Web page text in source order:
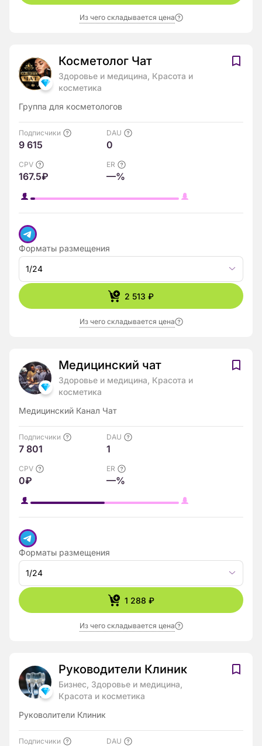
Из чего складывается цена
Косметолог Чат
Здоровье и медицина, Красота и
косметика
Группа для косметологов
Подписчики
9 615
DAU
0
CPV
167.5₽
ER
—%
Форматы размещения
1/24
2 513 ₽
Из чего складывается цена
Медицинский чaт
Здоровье и медицина, Красота и
косметика
Медицинский Канал Чат
Подписчики
7 801
DAU
1
CPV
0₽
ER
—%
Форматы размещения
1/24
1 288 ₽
Из чего складывается цена
Руководители Клиник
Бизнес, Здоровье и медицина,
Красота и косметика
Руковолители Клиник
Подписчики DAU